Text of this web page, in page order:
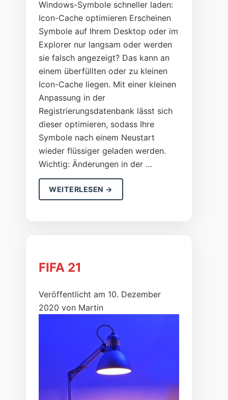
Windows-Symbole schneller laden:
Icon-Cache optimieren Erscheinen
Symbole auf Ihrem Desktop oder im
Explorer nur langsam oder werden
sie falsch angezeigt? Das kann an
einem überfüllten oder zu kleinen
Icon-Cache liegen. Mit einer kleinen
Anpassung in der
Registrierungsdatenbank lässt sich
dieser optimieren, sodass Ihre
Symbole nach einem Neustart
wieder flüssiger geladen werden.
Wichtig: Änderungen in der …
WEITERLESEN →
FIFA 21
Veröffentlicht am 10. Dezember
2020 von Martin